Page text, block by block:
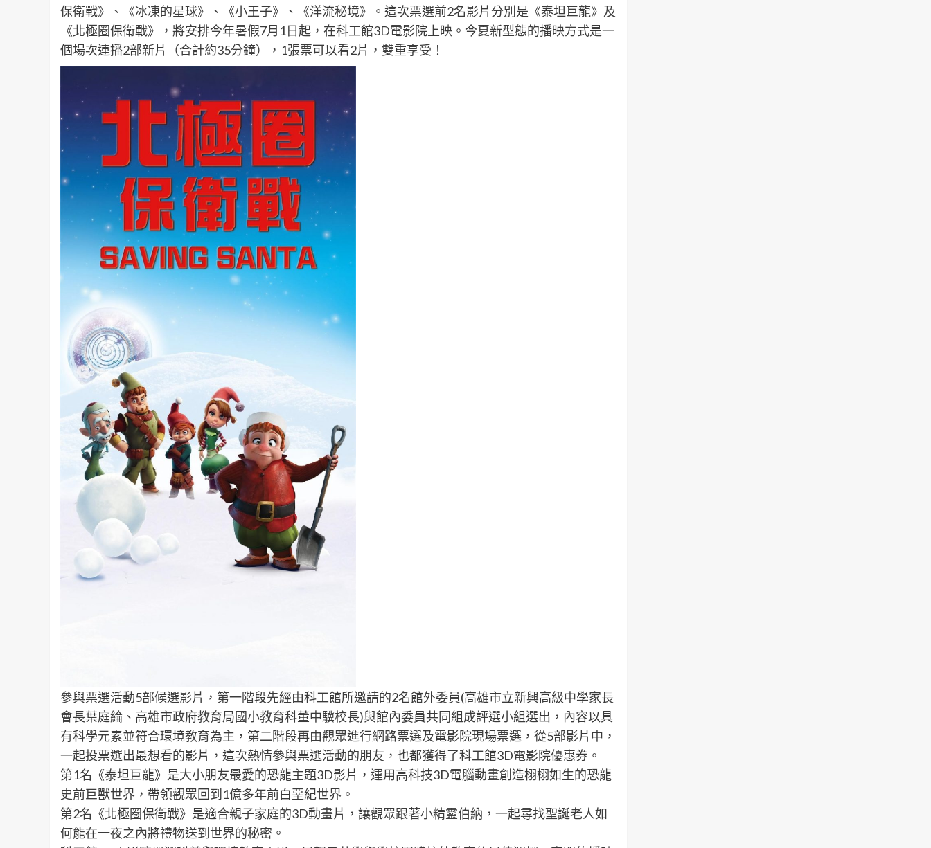
保衛戰》、《冰凍的星球》、《小王子》、《洋流秘境》。這次票選前2名影片分別是《泰坦巨龍》及
《北極圈保衛戰》，將安排今年暑假7月1日起，在科工館3D電影院上映。今夏新型態的播映方式是一
個場次連播2部新片（合計約35分鐘），1張票可以看2片，雙重享受！
參與票選活動5部候選影片，第一階段先經由科工館所邀請的2名館外委員(高雄市立新興高級中學家長
會長葉庭綸、高雄市政府教育局國小教育科董中驥校長)與館內委員共同組成評選小組選出，內容以具
有科學元素並符合環境教育為主，第二階段再由觀眾進行網路票選及電影院現場票選，從5部影片中，
一起投票選出最想看的影片，這次熱情參與票選活動的朋友，也都獲得了科工館3D電影院優惠券。
第1名《泰坦巨龍》是大小朋友最愛的恐龍主題3D影片，運用高科技3D電腦動畫創造栩栩如生的恐龍
史前巨獸世界，帶領觀眾回到1億多年前白堊紀世界。
第2名《北極圈保衛戰》是適合親子家庭的3D動畫片，讓觀眾跟著小精靈伯納，一起尋找聖誕老人如
何能在一夜之內將禮物送到世界的秘密。